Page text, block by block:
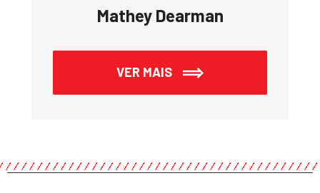
Mathey Dearman
VER MAIS